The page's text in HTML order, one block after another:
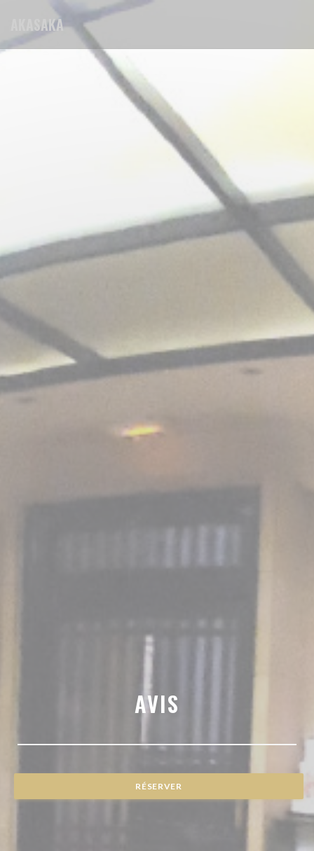
Personnalisation de vos choix en matière de cookies
AKASAKA
AVIS
RÉSERVER